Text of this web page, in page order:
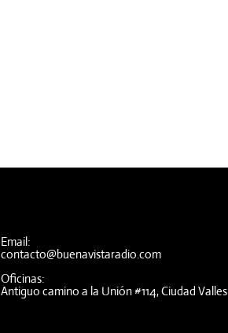
Email:
contacto@buenavistaradio.com
Oficinas:
Antiguo camino a la Unión #114, Ciudad Valles